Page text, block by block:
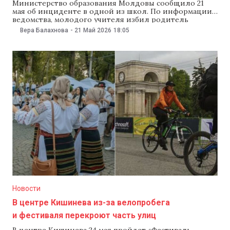
Министерство образования Молдовы сообщило 21
мая об инциденте в одной из школ. По информации
ведомства, молодого учителя избил родитель
одного из учеников, а произошло это прямо в классе,
на глазах у детей. В министерстве сообщили, что к
пострадавшим учителем поговорят специалисты
Республиканского центра
Вера Балахнова - 21 Май 2026 18:05
Новости
В центре Кишинева из-за велопробега
и фестиваля перекроют часть улиц